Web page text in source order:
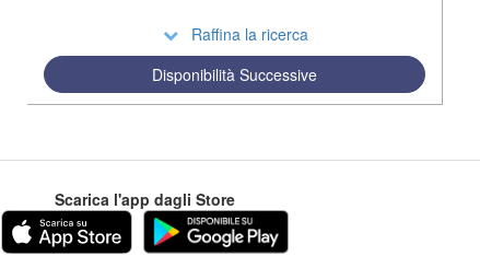
Raffina la ricerca
Disponibilità Successive
Scarica l'app dagli Store